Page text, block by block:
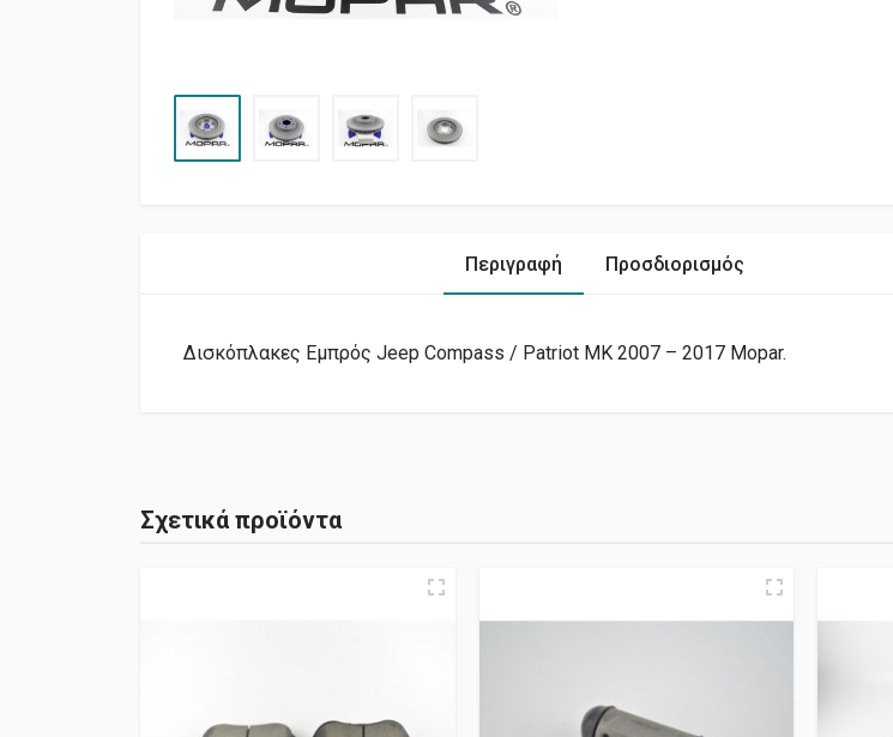
Περιγραφή Προσδιορισμός
Δισκόπλακες Εμπρός Jeep Compass / Patriot MK 2007 – 2017 Mopar.
Σχετικά προϊόντα